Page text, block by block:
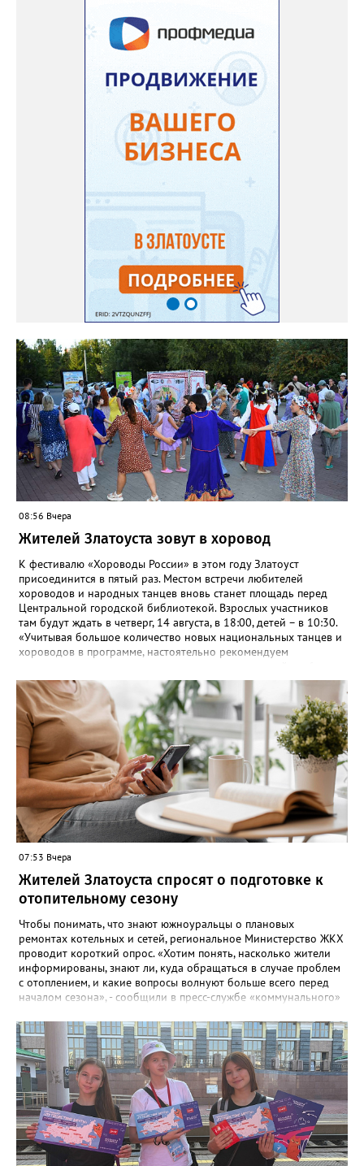
берегу реки Ай. Добраться туда можно на рейсовом автобусе
до Веселовки – он отправится в 6:35, 13:21 и 18:01 от
автовокзала. Кроме того, от Центральной библиотеки до села
будут курсировать маршрутные такси. Время отправления в
10:00, 11:00, 12:00, обратные рейсы в 21:00, 21:30, 22:00.
08:56 Вчера
Жителей Златоуста зовут в хоровод
К фестивалю «Хороводы России» в этом году Златоуст
присоединится в пятый раз. Местом встречи любителей
хороводов и народных танцев вновь станет площадь перед
Центральной городской библиотекой. Взрослых участников
там будут ждать в четверг, 14 августа, в 18:00, детей – в 10:30.
«Учитывая большое количество новых национальных танцев и
хороводов в программе, настоятельно рекомендуем
(четверг) и 11 (вторник) августа в 18:00 на той же площади, -
сообщают организаторы. И добавляют: - Репетиции состоятся в
любую погоду! Если не на открытом воздухе, то в большом
зале на 5-ом этаже». Праздники для детей и взрослых в этом
году будут объединены общим названием «Златоустовский
народ, вставай в единый хоровод!».
07:53 Вчера
Жителей Златоуста спросят о подготовке к
отопительному сезону
Чтобы понимать, что знают южноуральцы о плановых
ремонтах котельных и сетей, региональное Министерство ЖКХ
проводит короткий опрос. «Хотим понять, насколько жители
информированы, знают ли, куда обращаться в случае проблем
с отоплением, и какие вопросы волнуют больше всего перед
началом сезона», - сообщили в пресс-службе «коммунального»
6 вопросов. Южноуральцам, например, предлагают поделиться
опасениями, мучающими их накануне зимы. Среди вариантов:
своевременное начало отопительного сезона, температура в
квартире, возможные аварии и перебои, размер платы за
отопление. А также поставить оценку работе управляющей
компании – в диапазоне от «Безусловно хорошо» до
«Безусловно плохо». «Опрос займет всего пару минут, но ваши
ответы помогут обратить внимание на темы, которые
действительно важны для людей», - утверждают в
министерстве.